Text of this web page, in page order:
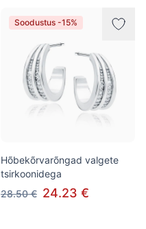
Soodustus -15%
Hõbekõrvarõngad valgete
tsirkoonidega
28.50 € 24.23 €